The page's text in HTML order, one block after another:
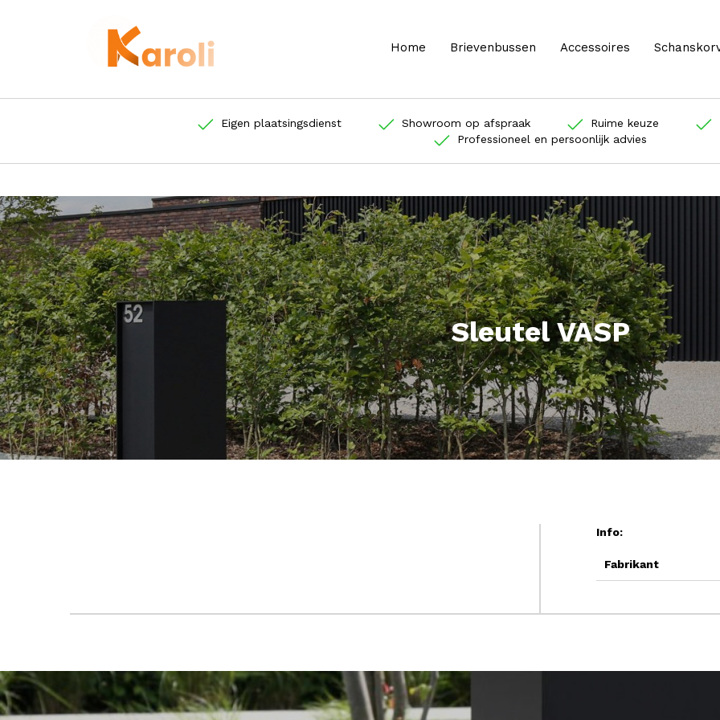
Home Brievenbussen Accessoires
Eigen plaatsingsdienst Showroom op afspraak Ruime keuze
Professioneel en persoonlijk advies
Sleutel VASP
Info:
Fabrikant